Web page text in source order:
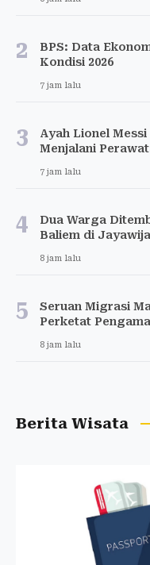
2
BPS: Data
Kondisi 2026
7 jam lalu
3
Ayah Lionel
Menjalani
7 jam lalu
4
Dua Warga
Baliem di
8 jam lalu
5
Seruan Migrasi
Perketat
8 jam lalu
Berita Wisata